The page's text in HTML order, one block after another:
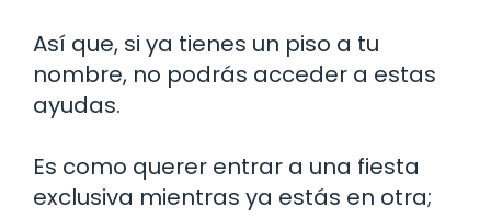
Así que, si ya tienes un piso a tu
nombre, no podrás acceder a estas
ayudas.
Es como querer entrar a una fiesta
exclusiva mientras ya estás en otra;